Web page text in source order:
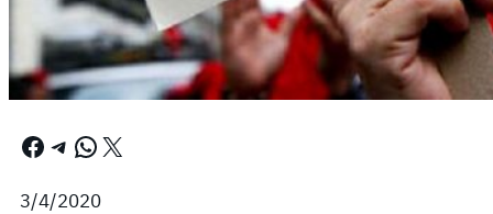
Facebook Telegram WhatsApp X
3/4/2020